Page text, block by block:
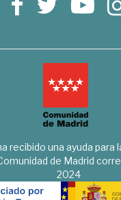
recibido una ayuda para
de Madrid
2024